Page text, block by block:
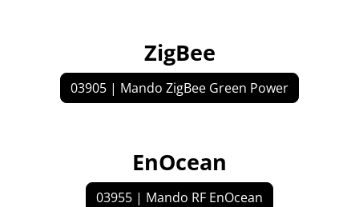
ZigBee
03905 | Mando ZigBee Green Power
EnOcean
03955 | Mando RF EnOcean